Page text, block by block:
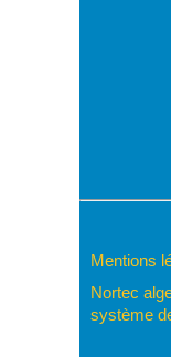
Mentions
Nortec
système